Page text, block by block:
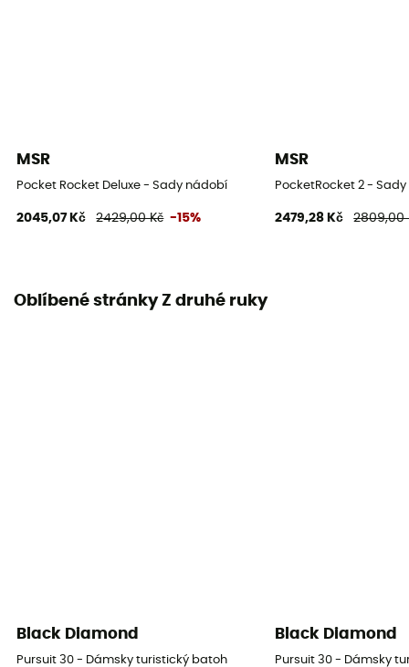
MSR
Pocket Rocket Deluxe - Sady nádobí
2045,07 Kč 2429,00 Kč -15%
MSR
PocketRocket 2 -
2479,28 Kč 2809,00
Oblíbené stránky Z druhé ruky
Black Diamond
Pursuit 30 - Dámsky turistický batoh
Black Diamond
Pursuit 30 - Dámsky